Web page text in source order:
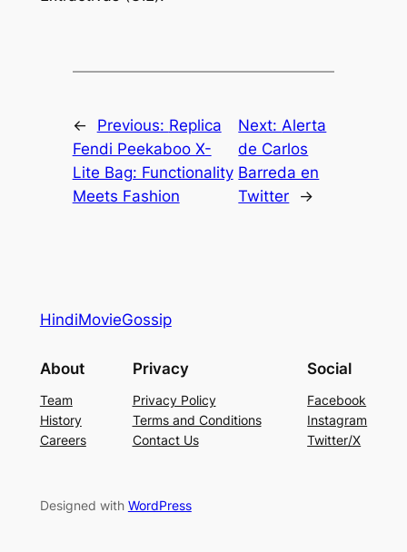
← Previous: Replica
Fendi Peekaboo X-
Lite Bag: Functionality
Meets Fashion
Next: Alerta
de Carlos
Barreda en
Twitter
→
HindiMovieGossip
About
Team
History
Careers
Privacy
Privacy Policy
Terms and Conditions
Contact Us
Social
Facebook
Instagram
Twitter/X
Designed with WordPress